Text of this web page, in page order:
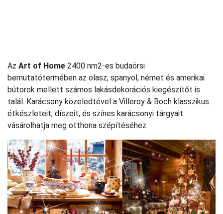
Az Art of Home 2400 nm2-es budaörsi
bemutatótermében az olasz, spanyol, német és amerikai
bútorok mellett számos lakásdekorációs kiegészítőt is
talál. Karácsony közeledtével a Villeroy & Boch klasszikus
étkészleteit, díszeit, és színes karácsonyi tárgyait
vásárolhatja meg otthona szépítéséhez.